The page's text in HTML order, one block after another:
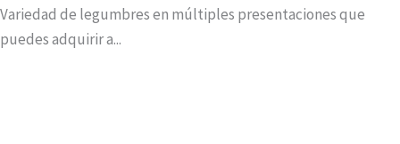
Variedad de legumbres en múltiples presentaciones que
puedes adquirir a...